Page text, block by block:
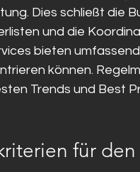
Dies schließt die
und die
bieten
können.
Trends und Best
für